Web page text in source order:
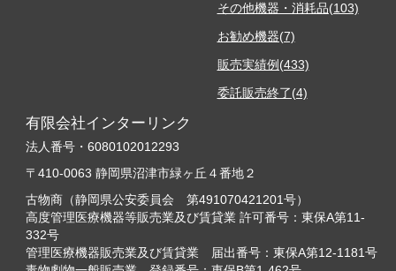
その他機器・消耗品(103)
お勧め機器(7)
販売実績例(433)
委託販売終了(4)
有限会社インターリンク
法人番号・6080102012293
〒410-0063 静岡県沼津市緑ヶ丘４番地２
古物商（静岡県公安委員会 第491070421201号）
高度管理医療機器等販売業及び賃貸業 許可番号：東保A第11-
332号
管理医療機器販売業及び賃貸業 届出番号：東保A第12-1181号